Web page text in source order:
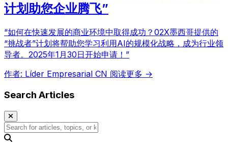
计划助您企业腾飞”
“如何在快速发展的商业环境中取得成功？02X墨西哥提供的
“挑战者”计划将帮助您学习利用AI的规模化战略，成为行业领
导者。2025年1月30日开始申请！”
作者: Líder Empresarial CN 阅读更多 →
Search Articles